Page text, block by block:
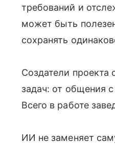
требований и
может быть
сохранять
Создатели проекта
задач: от общения
Всего в работе
ИИ не заменяет